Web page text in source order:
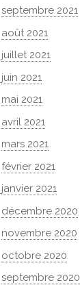
septembre 2021
août 2021
juillet 2021
juin 2021
mai 2021
avril 2021
mars 2021
février 2021
janvier 2021
décembre 2020
novembre 2020
octobre 2020
septembre 2020